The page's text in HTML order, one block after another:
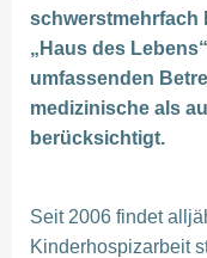
schwerstmehrfach
„Haus des
umfassenden
medizinische als
berücksichtigt.
Seit 2006 findet
Kinderhospizarbeit